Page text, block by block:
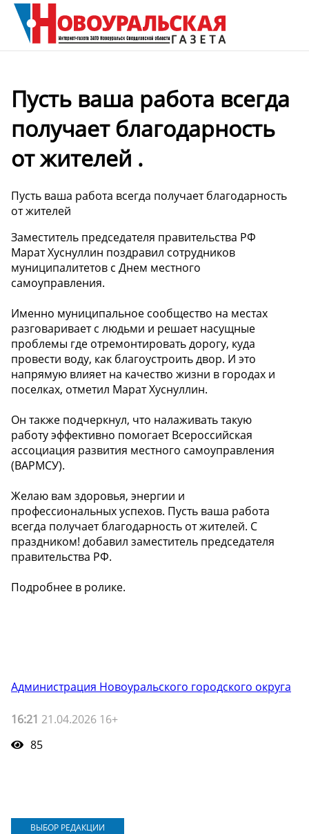
Пусть ваша работа всегда
получает благодарность
от жителей .
Пусть ваша работа всегда получает благодарность
от жителей
Заместитель председателя правительства РФ
Марат Хуснуллин поздравил сотрудников
муниципалитетов с Днем местного
самоуправления.
Именно муниципальное сообщество на местах
разговаривает с людьми и решает насущные
проблемы где отремонтировать дорогу, куда
провести воду, как благоустроить двор. И это
напрямую влияет на качество жизни в городах и
поселках, отметил Марат Хуснуллин.
Он также подчеркнул, что налаживать такую
работу эффективно помогает Всероссийская
ассоциация развития местного самоуправления
(ВАРМСУ).
Желаю вам здоровья, энергии и
профессиональных успехов. Пусть ваша работа
всегда получает благодарность от жителей. С
праздником! добавил заместитель председателя
правительства РФ.
Подробнее в ролике.
Администрация Новоуральского городского округа
16:21 21.04.2026 16+
85
ВЫБОР РЕДАКЦИИ